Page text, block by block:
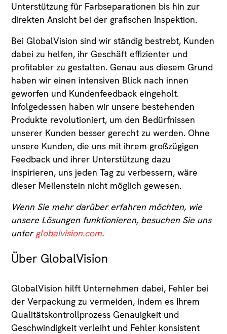
Unterstützung für Farbseparationen bis hin zur
direkten Ansicht bei der grafischen Inspektion.
Bei GlobalVision sind wir ständig bestrebt, Kunden
dabei zu helfen, ihr Geschäft effizienter und
profitabler zu gestalten. Genau aus diesem Grund
haben wir einen intensiven Blick nach innen
geworfen und Kundenfeedback eingeholt.
Infolgedessen haben wir unsere bestehenden
Produkte revolutioniert, um den Bedürfnissen
unserer Kunden besser gerecht zu werden. Ohne
unsere Kunden, die uns mit ihrem großzügigen
Feedback und ihrer Unterstützung dazu
inspirieren, uns jeden Tag zu verbessern, wäre
dieser Meilenstein nicht möglich gewesen.
Wenn Sie mehr darüber erfahren möchten, wie
unsere Lösungen funktionieren, besuchen Sie uns
unterglobalvision.com.
Über GlobalVision
GlobalVision hilft Unternehmen dabei, Fehler bei
der Verpackung zu vermeiden, indem es Ihrem
Qualitätskontrollprozess Genauigkeit und
Geschwindigkeit verleiht und Fehler konsistent